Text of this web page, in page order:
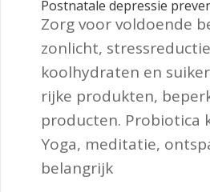
Postnatale depressie
Zorg voor voldoende
zonlicht,
koolhydraten en
rijke produkten,
producten. Probiotica
Yoga, meditatie,
belangrijk